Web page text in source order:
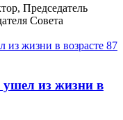
Председатель
Совета
из жизни в